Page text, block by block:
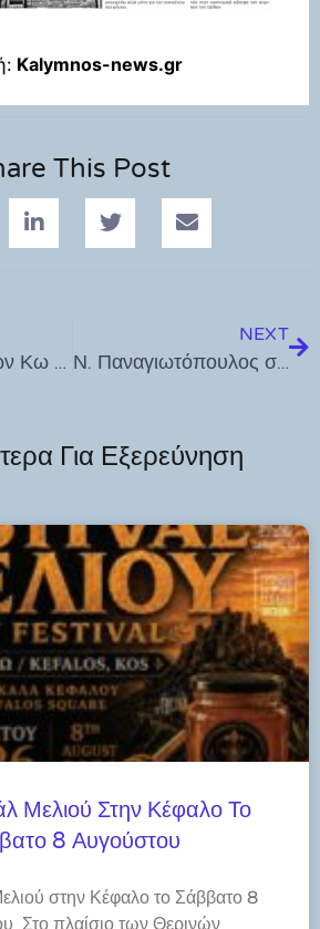
Kalymnos-news.gr
This Post
Σύλλογος Κρητών Κω ο Τάλως: Έναρξη μαθημάτων κρητικών χωρών για παιδιά και ενήλικες. Δηλώστε συμμετοχή
NEXT
Ν. Παναγιωτόπουλος στoν ΣΚΑΪ: «Συνεργασία Ελλάδας – Τουρκίας απαραίτητη για την αντιμετώπιση του Μεταναστευτικού – Το 2023 η Ελλάδα έκανε πάνω από 4.000 επιστροφές»
Για Εξερεύνηση
Μελιού Στην Κέφαλο Το
8 Αυγούστου
στην Κέφαλο το Σάββατο 8
Στο πλαίσιο των Θερινών